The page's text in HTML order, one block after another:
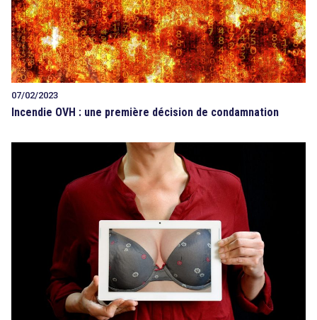
07/02/2023
Incendie OVH : une première décision de condamnation